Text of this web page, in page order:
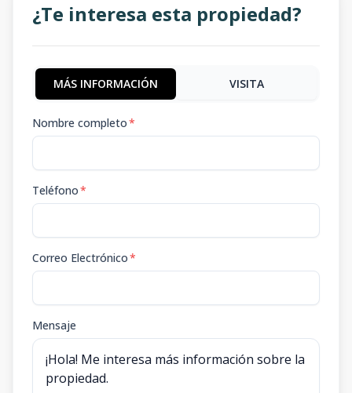
¿Te interesa esta propiedad?
MÁS INFORMACIÓN VISITA
Nombre completo*
Teléfono*
Correo Electrónico*
Mensaje